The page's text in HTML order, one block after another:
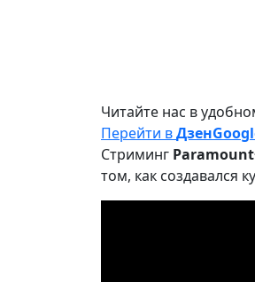
Читайте нас в
Перейти вДзен
Стриминг
том, как создавался